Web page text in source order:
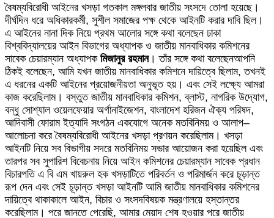
via
Email
বৈষম্যবিরোধী আইনের খসড়া গতকাল মঙ্গলবার জাতীয় সংসদে তোলা হয়েছে।
দীর্ঘদিন ধরে অধিকারকর্মী, সুশীল সমাজের পক্ষ থেকে আইনটি করার দাবি ছিল।
এ আইনের নানা দিক নিয়ে প্রথম আলোর সঙ্গে কথা বলেছেন ঢাকা
বিশ্ববিদ্যালয়ের আইন বিভাগের অধ্যাপক ও জাতীয় মানবাধিকার কমিশনের
সাবেক চেয়ারম্যান অধ্যাপক মিজানুর রহমান। তাঁর সঙ্গে কথা বলেছেনআপনি
ঠিকই বলেছেন, আমি যখন জাতীয় মানবাধিকার কমিশনে দায়িত্বে ছিলাম, তখনই
এ ধরনের একটি আইনের প্রয়োজনীয়তা অনুভূত হয়। এবং সেই লক্ষ্যে আমরা
কাজ করেছিলাম। বস্তুত জাতীয় মানবাধিকার কমিশন, ব্লাস্ট, নাগরিক উদ্যোগ,
বন্ধু সোশ্যাল ওয়েলফেয়ার অর্গানাইজেশন, বাংলাদেশ হরিজন ঐক্য পরিষদ,
আদিবাসী ফোরাম ইত্যাদি সংগঠন একযোগে অনেক মতবিনিময় ও আলাপ–
আলোচনা করে বৈষম্যবিরোধী আইনের খসড়া প্রণয়ন করেছিলাম। খসড়া
আইনটি নিয়ে সব বিভাগীয় সদরে মতবিনিময় সভার আয়োজন করা হয়েছিল এবং
তারপর সব সুপারিশ বিবেচনায় নিয়ে আইন কমিশনের চেয়ারম্যান সাবেক প্রধান
বিচারপতি এ বি এম খায়রুল হক খসড়াটিতে পরিবর্তন ও পরিমার্জন করে চূড়ান্ত
রূপ দেন এবং সেই চূড়ান্ত খসড়া আইনটি আমি জাতীয় মানবাধিকার কমিশনের
দায়িত্বে থাকাকালে আইন, বিচার ও সংসদবিষয়ক মন্ত্রণালয়ে হস্তান্তর
করেছিলাম। পরে জানতে পেরেছি, আমার মেয়াদ শেষ হওয়ার পরে জাতীয়